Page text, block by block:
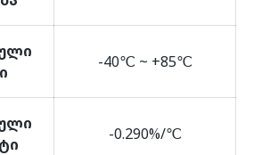
-40℃ ~ +85℃
-0.290%/℃